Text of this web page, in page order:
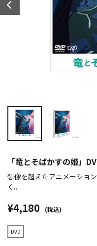
「竜とそばかすの姫」
想像を超えたアニメーショ
く。
¥4,180 (税込)
DVD